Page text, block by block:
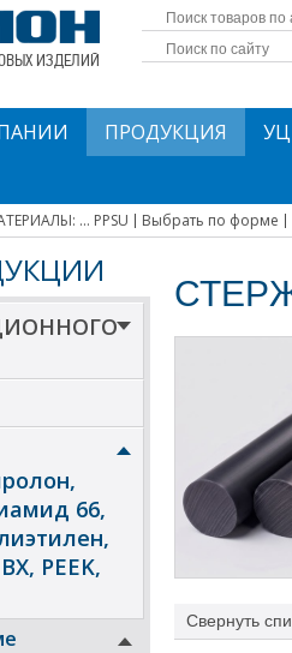
ИЗДЕЛИЙ
ПРОДУКЦИЯ
... PPSU Выбрать по форме
66,
PEEK,
Свернуть